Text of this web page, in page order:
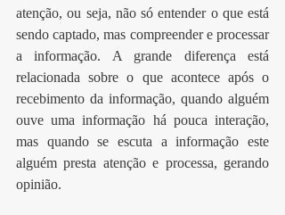
atenção, ou seja, não só entender o que está
sendo captado, mas compreender e processar
a informação. A grande diferença está
relacionada sobre o que acontece após o
recebimento da informação, quando alguém
ouve uma informação há pouca interação,
mas quando se escuta a informação este
alguém presta atenção e processa, gerando
opinião.